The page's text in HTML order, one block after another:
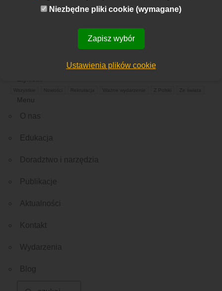
Nowości Rekrutacja
Menu
O nas
Edukacja
Doradztwo i narzędzia
Publikacje
Aktualności
Kontakt
Wydarzenia
Blog
Niezbędne pliki cookie (wymagane)
Zapisz wybór
Ustawienia plików cookie